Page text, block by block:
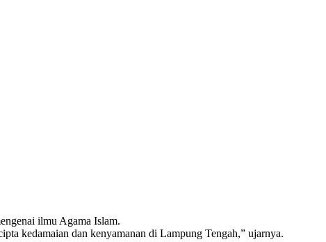
ilmu Agama Islam.
kedamaian dan kenyamanan di Lampung Tengah,” ujarnya.